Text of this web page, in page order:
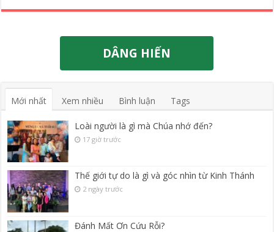
DÂNG HIẾN
Mới nhất Xem nhiều Bình luận Tags
Loài người là gì mà Chúa nhớ đến?
17 giờ trước
Thế giới tự do là gì và góc nhìn từ Kinh Thánh
2 ngày trước
Đánh Mất Ơn Cứu Rỗi?